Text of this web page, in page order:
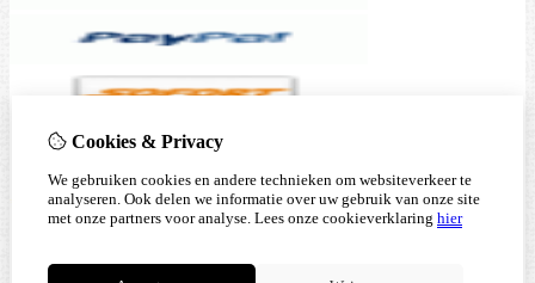
Cookies & Privacy
We gebruiken cookies en andere technieken om websiteverkeer te
analyseren. Ook delen we informatie over uw gebruik van onze site
met onze partners voor analyse. Lees onze cookieverklaring hier